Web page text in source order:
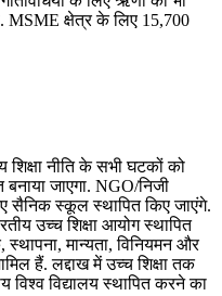
MSME क्षेत्र के लिए 15,700
नीति के सभी घटकों को
जाएगा. NGO/निजी
सैनिक स्‍कूल स्‍थापित किए जाएंगे.
उच्‍च शिक्षा आयोग स्‍थापित
मान्‍यता, विनियमन और
हैं. लद्दाख में उच्‍च शिक्षा तक
विद्यालय स्‍थापित करने का